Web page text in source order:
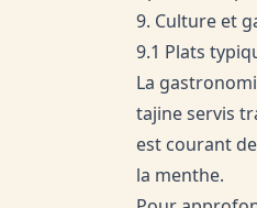
9. Culture et
9.1 Plats
La
tajine servis
est courant
la menthe.